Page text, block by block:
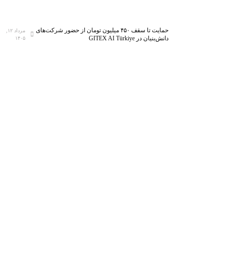
حمایت تا سقف ۴۵۰ میلیون تومان از حضور شرکت‌های
دانش‌بنیان در GITEX AI Türkiye
مرداد ۱۲,
۱۴۰۵